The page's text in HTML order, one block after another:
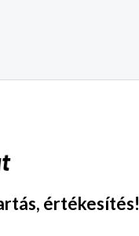
értékesítés!